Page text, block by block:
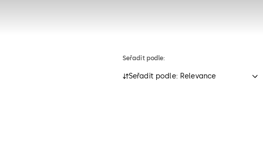
Seřadit podle:
Seřadit podle: Relevance